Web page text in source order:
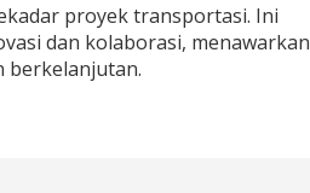
proyek transportasi. Ini
dan kolaborasi, menawarkan
berkelanjutan.